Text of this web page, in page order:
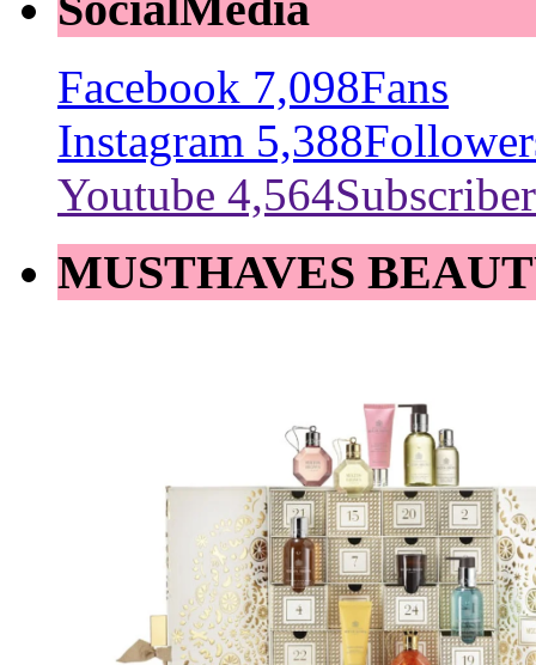
Facebook 7,098Fans
Instagram 5,388
Youtube 4,564Subscriber
MUSTHAVES